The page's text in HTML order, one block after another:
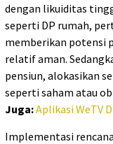
dengan likuiditas
seperti DP rumah,
memberikan potensi
relatif aman.
pensiun, alokasikan
seperti saham atau
Juga:Aplikasi WeTV
Implementasi